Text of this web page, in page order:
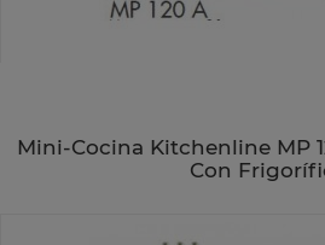
Mini-Cocina Kitchenline MP
Con